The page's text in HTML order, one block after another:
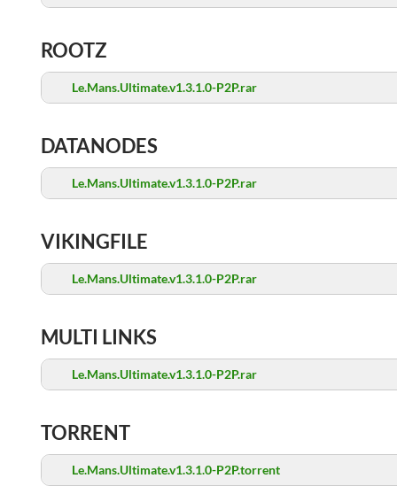
ROOTZ
Le.Mans.Ultimate.v1.3.1.0-P2P.rar
DATANODES
Le.Mans.Ultimate.v1.3.1.0-P2P.rar
VIKINGFILE
Le.Mans.Ultimate.v1.3.1.0-P2P.rar
MULTI LINKS
Le.Mans.Ultimate.v1.3.1.0-P2P.rar
TORRENT
Le.Mans.Ultimate.v1.3.1.0-P2P.torrent